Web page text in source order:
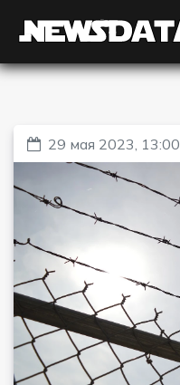
29 мая 2023, 13:00